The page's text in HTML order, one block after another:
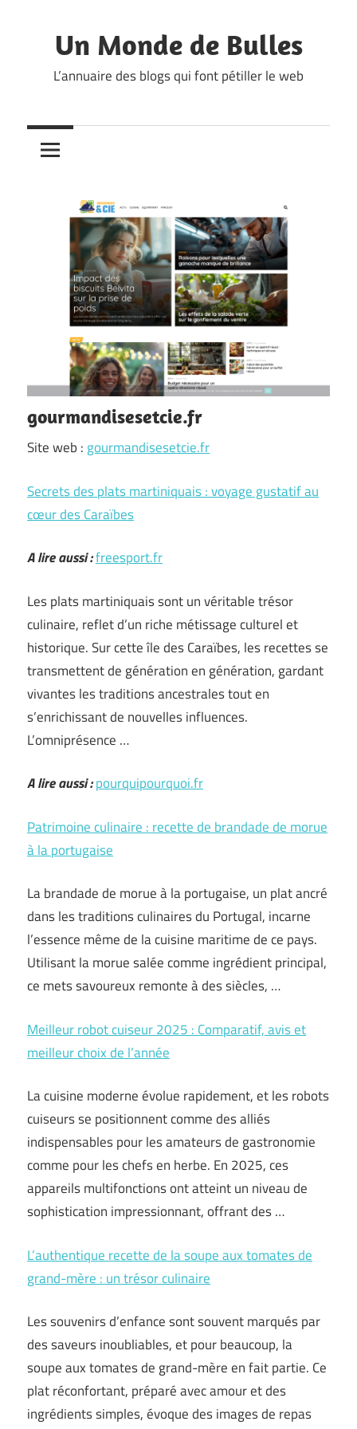
contentUn Monde de Bulles
L’annuaire des blogs qui font pétiller le web
gourmandisesetcie.fr
Site web : gourmandisesetcie.fr
Secrets des plats martiniquais : voyage gustatif au
cœur des Caraïbes
A lire aussi :freesport.fr
Les plats martiniquais sont un véritable trésor
culinaire, reflet d’un riche métissage culturel et
historique. Sur cette île des Caraïbes, les recettes se
transmettent de génération en génération, gardant
vivantes les traditions ancestrales tout en
s’enrichissant de nouvelles influences.
L’omniprésence …
A lire aussi :pourquipourquoi.fr
Patrimoine culinaire : recette de brandade de morue
à la portugaise
La brandade de morue à la portugaise, un plat ancré
dans les traditions culinaires du Portugal, incarne
l’essence même de la cuisine maritime de ce pays.
Utilisant la morue salée comme ingrédient principal,
ce mets savoureux remonte à des siècles, …
Meilleur robot cuiseur 2025 : Comparatif, avis et
meilleur choix de l’année
La cuisine moderne évolue rapidement, et les robots
cuiseurs se positionnent comme des alliés
indispensables pour les amateurs de gastronomie
comme pour les chefs en herbe. En 2025, ces
appareils multifonctions ont atteint un niveau de
sophistication impressionnant, offrant des …
L’authentique recette de la soupe aux tomates de
grand-mère : un trésor culinaire
Les souvenirs d’enfance sont souvent marqués par
des saveurs inoubliables, et pour beaucoup, la
soupe aux tomates de grand-mère en fait partie. Ce
plat réconfortant, préparé avec amour et des
ingrédients simples, évoque des images de repas